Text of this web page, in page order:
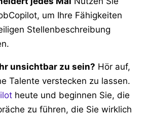
um Ihre Fähigkeiten
Stellenbeschreibung
unsichtbar zu sein? Hör auf,
Talente verstecken zu lassen.
heute und beginnen Sie, die
zu führen, die Sie wirklich